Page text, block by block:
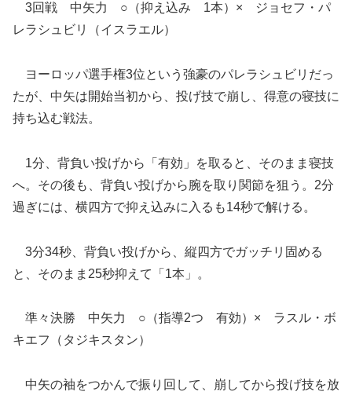
3回戦 中矢力 ○（抑え込み 1本）× ジョセフ・パ
レラシュビリ（イスラエル）
ヨーロッパ選手権3位という強豪のパレラシュビリだっ
たが、中矢は開始当初から、投げ技で崩し、得意の寝技に
持ち込む戦法。
1分、背負い投げから「有効」を取ると、そのまま寝技
へ。その後も、背負い投げから腕を取り関節を狙う。2分
過ぎには、横四方で抑え込みに入るも14秒で解ける。
3分34秒、背負い投げから、縦四方でガッチリ固める
と、そのまま25秒抑えて「1本」。
準々決勝 中矢力 ○（指導2つ 有効）× ラスル・ボ
キエフ（タジキスタン）
中矢の袖をつかんで振り回して、崩してから投げ技を放